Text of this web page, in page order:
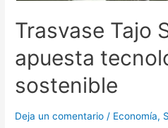
Trasvase Tajo
apuesta
sostenible
Deja un comentario / Economía,